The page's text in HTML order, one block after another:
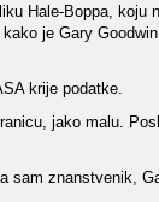
Hale-Boppa, koju
je Gary
krije podatke.
jako malu.
sam znanstvenik,